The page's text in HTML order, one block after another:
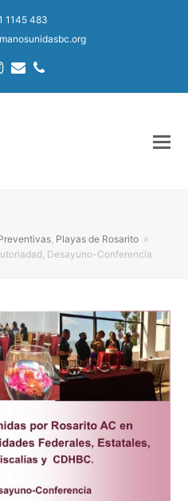
1145 483
Instagram
EmailPhone
, Playas de Rosarito »
Desayuno-Conferencia